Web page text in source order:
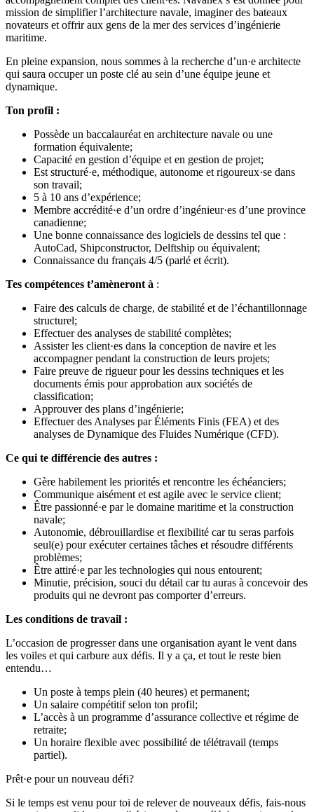
mission de simplifier l’architecture navale, imaginer des bateaux
novateurs et offrir aux gens de la mer des services d’ingénierie
maritime.
En pleine expansion, nous sommes à la recherche d’un·e architecte
qui saura occuper un poste clé au sein d’une équipe jeune et
dynamique.
Ton profil :
Possède un baccalauréat en architecture navale ou une
formation équivalente;
Capacité en gestion d’équipe et en gestion de projet;
Est structuré·e, méthodique, autonome et rigoureux·se dans
son travail;
5 à 10 ans d’expérience;
Membre accrédité·e d’un ordre d’ingénieur·es d’une province
canadienne;
Une bonne connaissance des logiciels de dessins tel que :
AutoCad, Shipconstructor, Delftship ou équivalent;
Connaissance du français 4/5 (parlé et écrit).
Tes compétences t’amèneront à :
Faire des calculs de charge, de stabilité et de l’échantillonnage
structurel;
Effectuer des analyses de stabilité complètes;
Assister les client·es dans la conception de navire et les
accompagner pendant la construction de leurs projets;
Faire preuve de rigueur pour les dessins techniques et les
documents émis pour approbation aux sociétés de
classification;
Approuver des plans d’ingénierie;
Effectuer des Analyses par Éléments Finis (FEA) et des
analyses de Dynamique des Fluides Numérique (CFD).
Ce qui te différencie des autres :
Gère habilement les priorités et rencontre les échéanciers;
Communique aisément et est agile avec le service client;
Être passionné·e par le domaine maritime et la construction
navale;
Autonomie, débrouillardise et flexibilité car tu seras parfois
seul(e) pour exécuter certaines tâches et résoudre différents
problèmes;
Être attiré·e par les technologies qui nous entourent;
Minutie, précision, souci du détail car tu auras à concevoir des
produits qui ne devront pas comporter d’erreurs.
Les conditions de travail :
L’occasion de progresser dans une organisation ayant le vent dans
les voiles et qui carbure aux défis. Il y a ça, et tout le reste bien
entendu…
Un poste à temps plein (40 heures) et permanent;
Un salaire compétitif selon ton profil;
L’accès à un programme d’assurance collective et régime de
retraite;
Un horaire flexible avec possibilité de télétravail (temps
partiel).
Prêt·e pour un nouveau défi?
Si le temps est venu pour toi de relever de nouveaux défis, fais-nous